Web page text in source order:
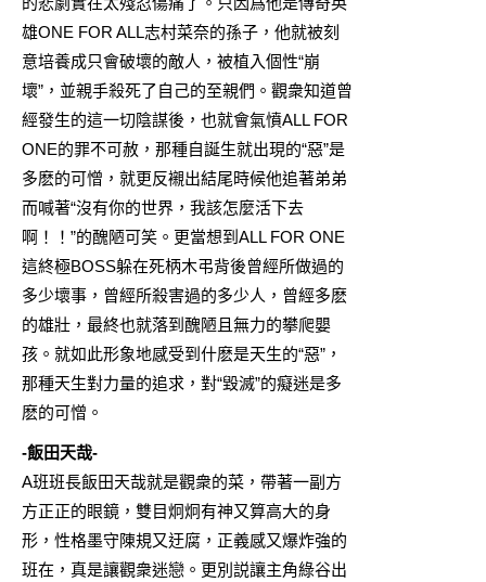
雄ONE FOR ALL志村菜奈的孫子，他就被刻
意培養成只會破壞的敵人，被植入個性“崩
壞”，並親手殺死了自己的至親們。觀衆知道曾
經發生的這一切陰謀後，也就會氣憤ALL FOR
ONE的罪不可赦，那種自誕生就出現的“惡”是
多麽的可憎，就更反襯出結尾時候他追著弟弟
而喊著“沒有你的世界，我該怎麼活下去
啊！！”的醜陋可笑。更當想到ALL FOR ONE
這終極BOSS躲在死柄木弔背後曾經所做過的
多少壞事，曾經所殺害過的多少人，曾經多麽
的雄壯，最終也就落到醜陋且無力的攀爬嬰
孩。就如此形象地感受到什麽是天生的“惡”，
那種天生對力量的追求，對“毀滅”的癡迷是多
麽的可憎。
-飯田天哉-
A班班長飯田天哉就是觀衆的菜，帶著一副方
方正正的眼鏡，雙目炯炯有神又算高大的身
形，性格墨守陳規又迂腐，正義感又爆炸強的
班在，真是讓觀衆迷戀。更別説讓主角綠谷出